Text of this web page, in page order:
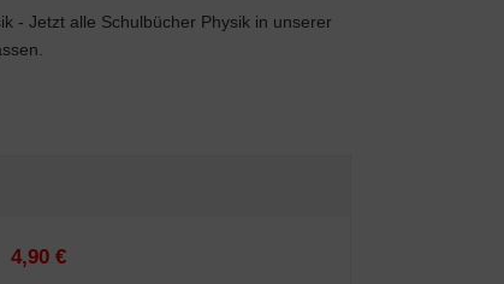
- Jetzt alle Schulbücher Physik in unserer
4,90 €